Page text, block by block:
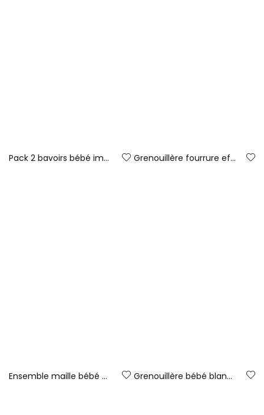
Pack 2 bavoirs bébé imprimé hiboux tostado
Grenouillère fourrure effet mouton bébé écrue avec moutons
Ensemble maille bébé écru imprimé forêt animaux
Grenouillère bébé blanche brodée ours